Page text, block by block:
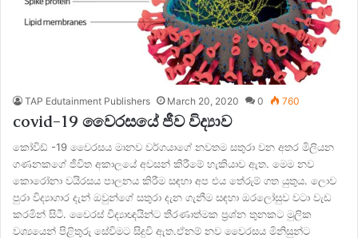
TAP Edutainment Publishers March 20, 2020 0 760
covid-19 වෛරසයේ ජීව විද්‍යාව
කෝවිඩ් -19 වෛරසය මානව වර්ගයාගේ නවතම සතුරා වන අතර මිලියන
ගණනකගේ ජීවිත අකාලයේ අවසන් කිරීමේ හැකියාව ඇත. මෙම නව
කොරෝනා වයිරසය පාලනය කිරීම සඳහා අප එය තේරුම් ගත යුතුය. ලොව
පුරා විද්‍යාගාර දැන් ඔවුන්ගේ සතුරා දැන ගැනීම සඳහා ඔරලෝසුව වටා වැඩ
කරමින් සිටී. වෛරස් විද්‍යාඥයින්ට තීරණාත්මක ප්‍රශ්න තුනකට මුලික
වශ්‍යයෙන් පිළිතුරු සේවිමට සිදුවි ඇත.ඒනම් නව වෛරසය මිනිසුන්ට